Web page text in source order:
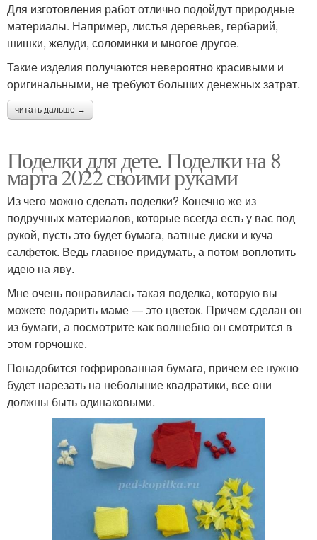
Для изготовления работ отлично подойдут природные
материалы. Например, листья деревьев, гербарий,
шишки, желуди, соломинки и многое другое.
Такие изделия получаются невероятно красивыми и
оригинальными, не требуют больших денежных затрат.
читать дальше →
Поделки для дете. Поделки на 8
марта 2022 своими руками
Из чего можно сделать поделки? Конечно же из
подручных материалов, которые всегда есть у вас под
рукой, пусть это будет бумага, ватные диски и куча
салфеток. Ведь главное придумать, а потом воплотить
идею на яву.
Мне очень понравилась такая поделка, которую вы
можете подарить маме — это цветок. Причем сделан он
из бумаги, а посмотрите как волшебно он смотрится в
этом горчошке.
Понадобится гофрированная бумага, причем ее нужно
будет нарезать на небольшие квадратики, все они
должны быть одинаковыми.